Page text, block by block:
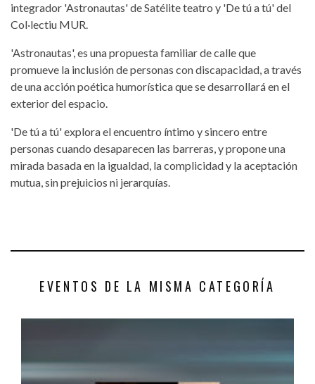
integrador 'Astronautas' de Satélite teatro y 'De tú a tú' del
Col·lectiu MUR.
'Astronautas', es una propuesta familiar de calle que
promueve la inclusión de personas con discapacidad, a través
de una acción poética humorística que se desarrollará en el
exterior del espacio.
'De tú a tú' explora el encuentro íntimo y sincero entre
personas cuando desaparecen las barreras, y propone una
mirada basada en la igualdad, la complicidad y la aceptación
mutua, sin prejuicios ni jerarquías.
EVENTOS DE LA MISMA CATEGORÍA